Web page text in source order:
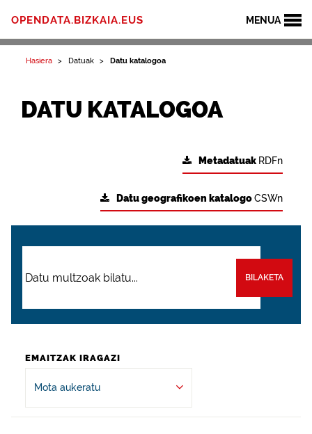
MENUA
OPENDATA.BIZKAIA.EUS
Hasiera Datuak Datu katalogoa
DATU KATALOGOA
Metadatuak RDFn
Datu geografikoen katalogoCSWn
BILAKETA
EMAITZAK IRAGAZI
Mota aukeratu